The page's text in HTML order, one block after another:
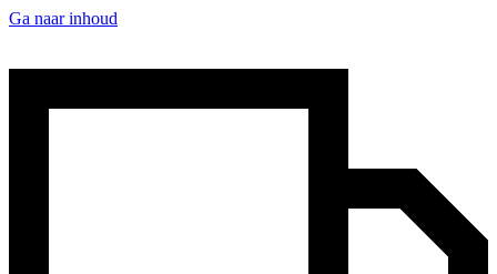
Ga naar inhoud